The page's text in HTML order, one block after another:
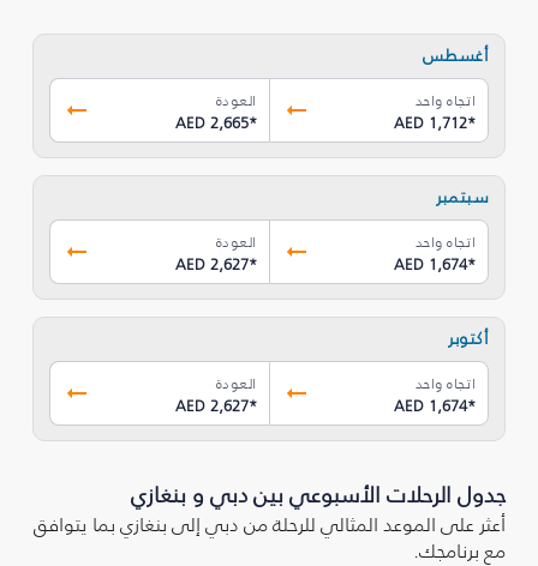
أغسطس
اتجاه واحد
AED 1,712*
العودة
AED 2,665*
سبتمبر
اتجاه واحد
AED 1,674*
العودة
AED 2,627*
أكتوبر
اتجاه واحد
AED 1,674*
العودة
AED 2,627*
جدول الرحلات الأسبوعي بين دبي و بنغازي
أعثر على الموعد المثالي للرحلة من دبي إلى بنغازي بما يتوافق
مع برنامجك.